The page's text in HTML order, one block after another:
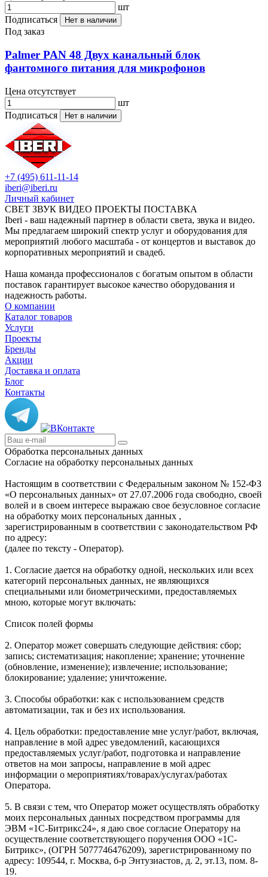
шт
Подписаться
Нет в наличии
Под заказ
Palmer PAN 48 Двух канальный блок
фантомного питания для микрофонов
Цена отсутствует
шт
Подписаться
Нет в наличии
+7 (495) 611-11-14
iberi@iberi.ru
Личный кабинет
СВЕТ ЗВУК ВИДЕО ПРОЕКТЫ ПОСТАВКА
Iberi - ваш надежный партнер в области света, звука и видео.
Мы предлагаем широкий спектр услуг и оборудования для
мероприятий любого масштаба - от концертов и выставок до
корпоративных мероприятий и свадеб.
Наша команда профессионалов с богатым опытом в области
поставок гарантирует высокое качество оборудования и
надежность работы.
О компании
Каталог товаров
Услуги
Проекты
Бренды
Акции
Доставка и оплата
Блог
Контакты
Обработка персональных данных
Согласие на обработку персональных данных
Настоящим в соответствии с Федеральным законом № 152-ФЗ
«О персональных данных» от 27.07.2006 года свободно, своей
волей и в своем интересе выражаю свое безусловное согласие
на обработку моих персональных данных ,
зарегистрированным в соответствии с законодательством РФ
по адресу:
(далее по тексту - Оператор).
1. Согласие дается на обработку одной, нескольких или всех
категорий персональных данных, не являющихся
специальными или биометрическими, предоставляемых
мною, которые могут включать:
Список полей формы
2. Оператор может совершать следующие действия: сбор;
запись; систематизация; накопление; хранение; уточнение
(обновление, изменение); извлечение; использование;
блокирование; удаление; уничтожение.
3. Способы обработки: как с использованием средств
автоматизации, так и без их использования.
4. Цель обработки: предоставление мне услуг/работ, включая,
направление в мой адрес уведомлений, касающихся
предоставляемых услуг/работ, подготовка и направление
ответов на мои запросы, направление в мой адрес
информации о мероприятиях/товарах/услугах/работах
Оператора.
5. В связи с тем, что Оператор может осуществлять обработку
моих персональных данных посредством программы для
ЭВМ «1С-Битрикс24», я даю свое согласие Оператору на
осуществление соответствующего поручения ООО «1С-
Битрикс», (ОГРН 5077746476209), зарегистрированному по
адресу: 109544, г. Москва, б-р Энтузиастов, д. 2, эт.13, пом. 8-
19.